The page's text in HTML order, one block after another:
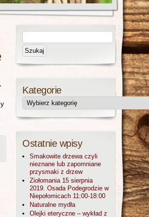
Kategorie
Ostatnie wpisy
Smakowite drzewa czyli
nieznane lub zapomniane
przysmaki z drzew
Ziołomania 15 sierpnia
2019. Osada Podegrodzie w
Niepołomicach 11:00-18:00
Naturalne mydła
Olejki eteryczne – wykład z